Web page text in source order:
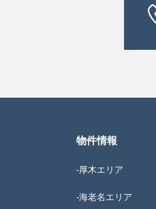
物件情報
-厚木エリア
-海老名エリア